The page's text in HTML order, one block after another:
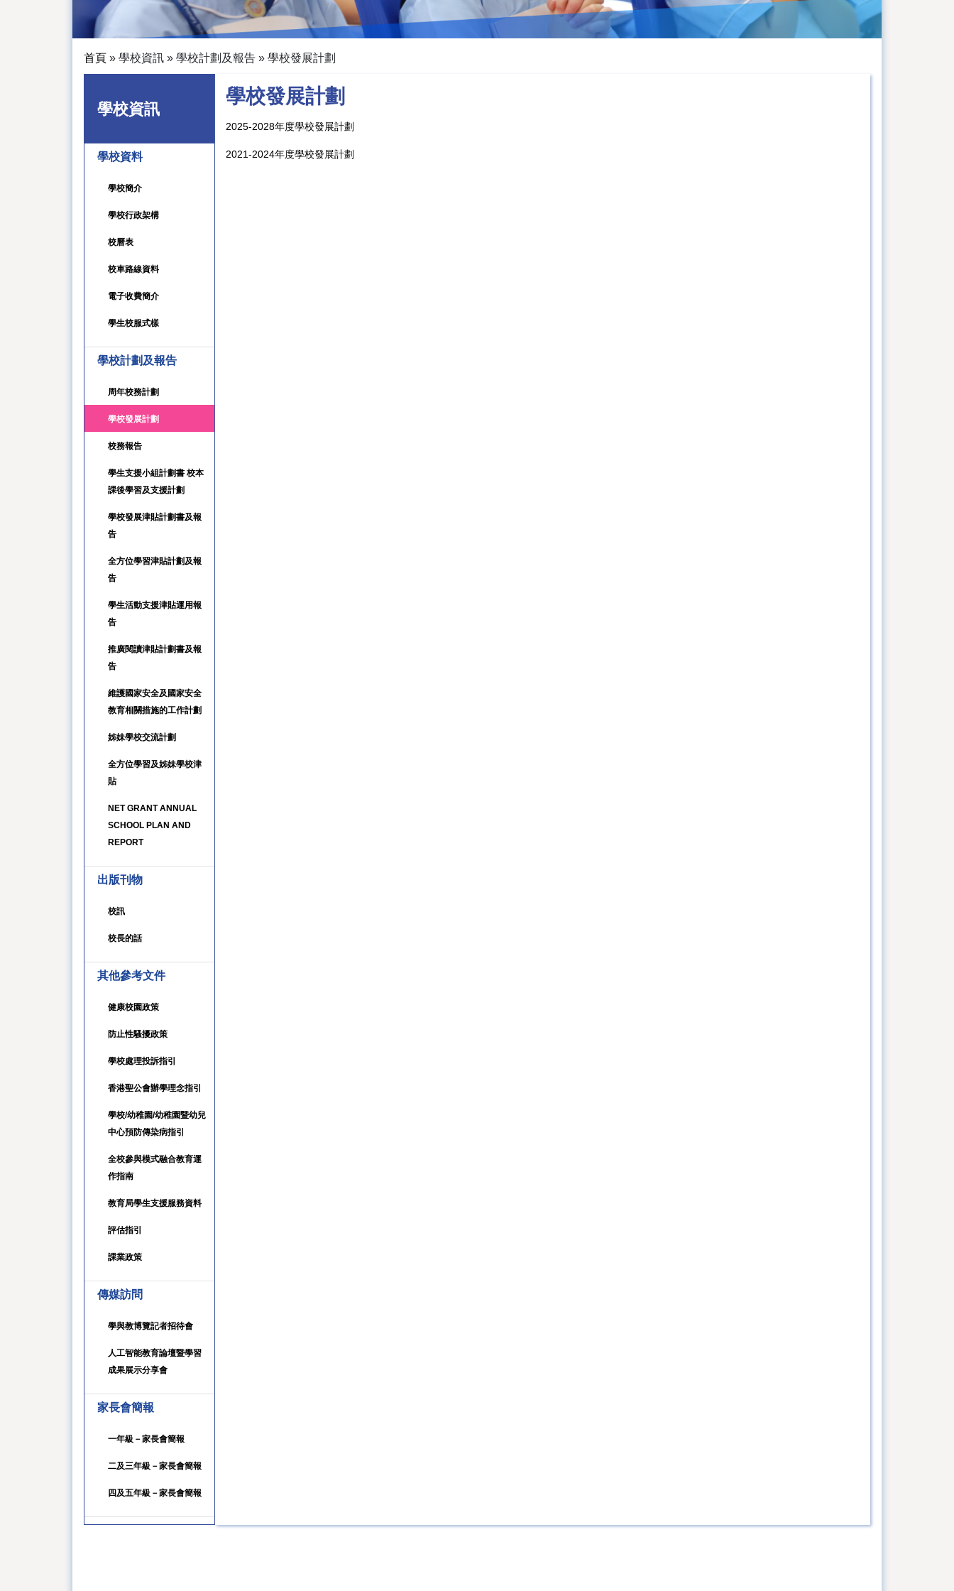
首頁 » 學校資訊 » 學校計劃及報告 » 學校發展計劃
學校資訊
學校資料
學校簡介
學校行政架構
校曆表
校車路線資料
電子收費簡介
學生校服式樣
學校計劃及報告
周年校務計劃
學校發展計劃
校務報告
學生支援小組計劃書 校本
課後學習及支援計劃
學校發展津貼計劃書及報
告
全方位學習津貼計劃及報
告
學生活動支援津貼運用報
告
推廣閱讀津貼計劃書及報
告
維護國家安全及國家安全
教育相關措施的工作計劃
姊妹學校交流計劃
全方位學習及姊妹學校津
貼
NET GRANT ANNUAL
SCHOOL PLAN AND
REPORT
出版刊物
校訊
校長的話
其他參考文件
健康校園政策
防止性騷擾政策
學校處理投訴指引
香港聖公會辦學理念指引
學校/幼稚園/幼稚園暨幼兒
中心預防傳染病指引
全校參與模式融合教育運
作指南
教育局學生支援服務資料
評估指引
課業政策
傳媒訪問
學與教博覽記者招待會
人工智能教育論壇暨學習
成果展示分享會
家長會簡報
一年級－家長會簡報
二及三年級－家長會簡報
四及五年級－家長會簡報
學校發展計劃
2025-2028年度學校發展計劃
2021-2024年度學校發展計劃